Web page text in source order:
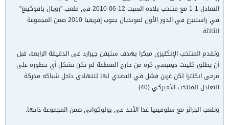
التعادل 1-1 مع منتخب بلاده السبت 12-06-2010 في ملعب "رويال بافوكينغ"
في راستنبرغ في الدور الأول لمونديال جنوب إفريقيا 2010 ضمن المجموعة
الثالثة.
وتقدم المنتخب الإنكليزي مبكرا بهدف ستيفن جيرارد في الدقيقة الرابعة، قبل
أن يطلق كلينت ديمبسي كرة من خارج المنطقة لم تكن تشكل أي خطورة على
مرمى انكلترا لكن غرين فشل في التصدي لها لتتهادى داخل شباكه مدركة
التعادل للمنتخب الأميركي (40).
وتلعب الجزائر مع سلوفينيا غدا الأحد في بولوكواني ضمن المجموعة ذاتها.